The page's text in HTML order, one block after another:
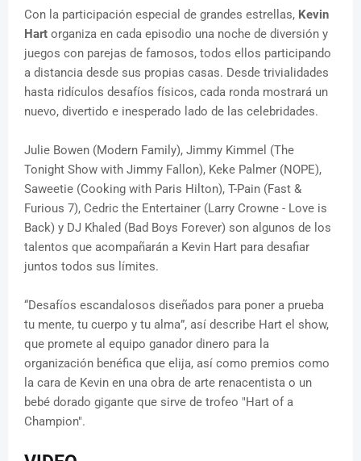
Con la participación especial de grandes estrellas, Kevin
Hart organiza en cada episodio una noche de diversión y
juegos con parejas de famosos, todos ellos participando
a distancia desde sus propias casas. Desde trivialidades
hasta ridículos desafíos físicos, cada ronda mostrará un
nuevo, divertido e inesperado lado de las celebridades.
Julie Bowen (Modern Family), Jimmy Kimmel (The
Tonight Show with Jimmy Fallon), Keke Palmer (NOPE),
Saweetie (Cooking with Paris Hilton), T-Pain (Fast &
Furious 7), Cedric the Entertainer (Larry Crowne - Love is
Back) y DJ Khaled (Bad Boys Forever) son algunos de los
talentos que acompañarán a Kevin Hart para desafiar
juntos todos sus límites.
“Desafíos escandalosos diseñados para poner a prueba
tu mente, tu cuerpo y tu alma”, así describe Hart el show,
que promete al equipo ganador dinero para la
organización benéfica que elija, así como premios como
la cara de Kevin en una obra de arte renacentista o un
bebé dorado gigante que sirve de trofeo "Hart of a
Champion".